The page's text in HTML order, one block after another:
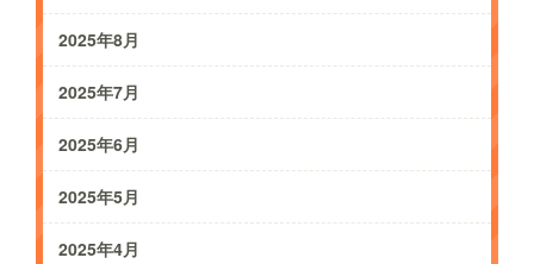
2025年8月
2025年7月
2025年6月
2025年5月
2025年4月